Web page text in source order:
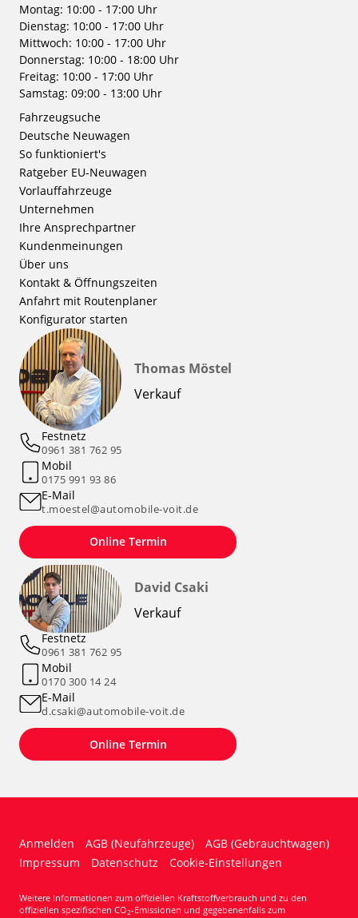
Montag: 10:00 - 17:00 Uhr
Dienstag: 10:00 - 17:00 Uhr
Mittwoch: 10:00 - 17:00 Uhr
Donnerstag: 10:00 - 18:00 Uhr
Freitag: 10:00 - 17:00 Uhr
Samstag: 09:00 - 13:00 Uhr
Fahrzeugsuche
Deutsche Neuwagen
So funktioniert's
Ratgeber EU-Neuwagen
Vorlauffahrzeuge
Unternehmen
Ihre Ansprechpartner
Kundenmeinungen
Über uns
Kontakt & Öffnungszeiten
Anfahrt mit Routenplaner
Konfigurator starten
Thomas Möstel
Verkauf
Festnetz
0961 381 762 95
Mobil
0175 991 93 86
E-Mail
t.moestel@automobile-voit.de
Online Termin
David Csaki
Verkauf
Festnetz
0961 381 762 95
Mobil
0170 300 14 24
E-Mail
d.csaki@automobile-voit.de
Online Termin
Anmelden AGB (Neufahrzeuge)
AGB (Gebrauchtwagen)
Impressum
Datenschutz Cookie-Einstellungen
Weitere Informationen zum offiziellen Kraftstoffverbrauch und zu den
offiziellen spezifischen CO2-Emissionen und gegebenenfalls zum